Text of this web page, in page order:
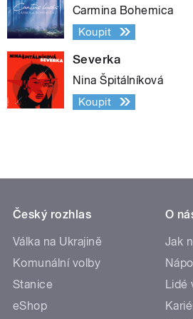
Carmina Bohemica
Koupit
Severka
Nina Špitálníková
Koupit
Český rozhlas
Válka na Ukrajině
Komunální volby
Stanice
eShop
O
Jak
Lidé